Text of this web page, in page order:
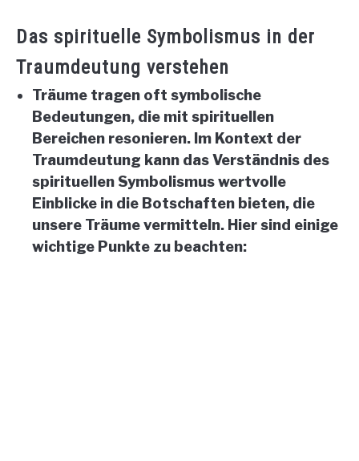
Das spirituelle Symbolismus in der
Traumdeutung verstehen
Träume tragen oft symbolische
Bedeutungen, die mit spirituellen
Bereichen resonieren. Im Kontext der
Traumdeutung kann das Verständnis des
spirituellen Symbolismus wertvolle
Einblicke in die Botschaften bieten, die
unsere Träume vermitteln. Hier sind einige
wichtige Punkte zu beachten: